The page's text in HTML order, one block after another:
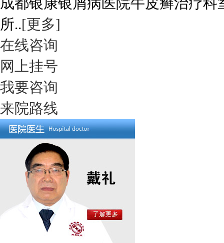
所..[更多]
在线咨询
网上挂号
我要咨询
来院路线